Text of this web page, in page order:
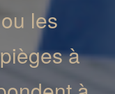
les
à